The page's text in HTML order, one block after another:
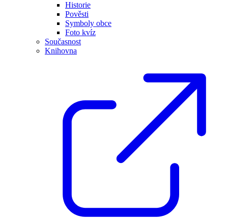
Historie
Pověsti
Symboly obce
Foto kvíz
Současnost
Knihovna